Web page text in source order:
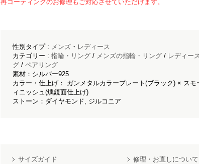
再コーティングのお修理もご対応させていただけます。
性別タイプ : メンズ ・ レディース
カテゴリー : 指輪・リング / メンズの指輪・リング / レディー
グ / ペアリング
素材：シルバー925
カラー・仕上げ： ガンメタルカラープレート(ブラック) × スモ
ィニッシュ(燻鏡面仕上げ)
ストーン：ダイヤモンド, ジルコニア
サイズガイド 修理・お直しについて